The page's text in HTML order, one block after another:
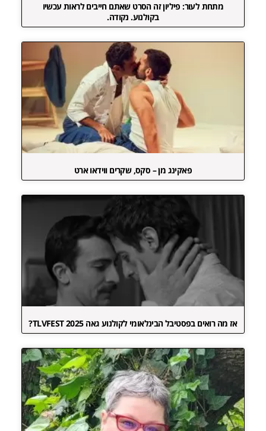
מתחת לעור: פיליון זה הסרט שאתם חייבים לראות עכשיו
בקולנוע. נקודה.
פאקינג מן – סקס, שקרים ווידאו ארט
אז מה רואים בפסטיבל הבינלאומי לקולנוע גאה TLVFEST 2025?